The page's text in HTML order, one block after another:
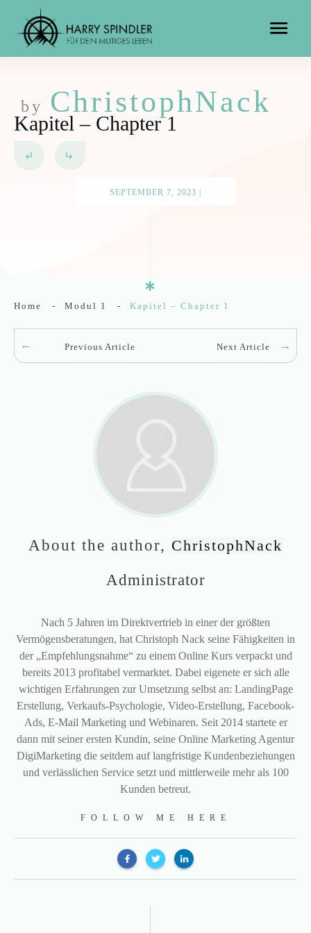
by ChristophNack
Kapitel – Chapter 1
SEPTEMBER 7, 2023 |
Home - Modul 1 - Kapitel – Chapter 1
Previous Article Next Article
About the author, ChristophNack
Administrator
Nach 5 Jahren im Direktvertrieb in einer der größten
Vermögensberatungen, hat Christoph Nack seine Fähigkeiten in
der „Empfehlungsnahme“ zu einem Online Kurs verpackt und
bereits 2013 profitabel vermarktet. Dabei eigenete er sich alle
wichtigen Erfahrungen zur Umsetzung selbst an: LandingPage
Erstellung, Verkaufs-Psychologie, Video-Erstellung, Facebook-
Ads, E-Mail Marketing und Webinaren. Seit 2014 startete er
dann mit seiner ersten Kundin, seine Online Marketing Agentur
DigiMarketing die seitdem auf langfristige Kundenbeziehungen
und verlässlichen Service setzt und mittlerweile mehr als 100
Kunden betreut.
FOLLOW ME HERE